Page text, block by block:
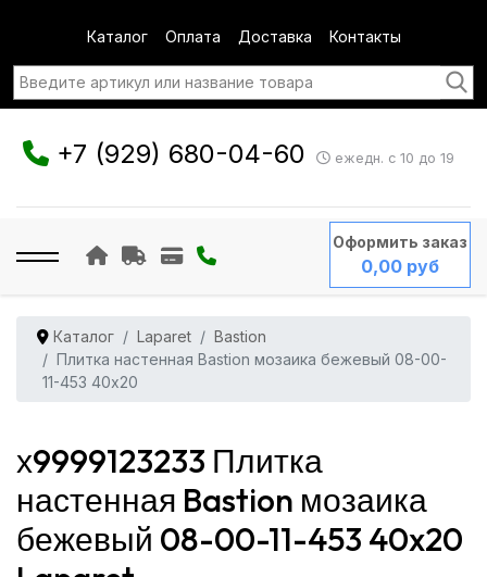
Каталог Оплата Доставка Контакты
+7 (929) 680-04-60 ежедн. с 10 до 19
Оформить заказ
0,00 руб
Каталог Laparet
Bastion
Плитка настенная Bastion мозаика бежевый 08-00-
11-453 40x20
х9999123233 Плитка
настенная Bastion мозаика
бежевый 08-00-11-453 40x20